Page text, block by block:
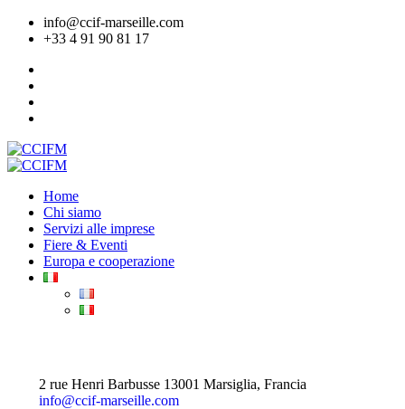
info@ccif-marseille.com
+33 4 91 90 81 17
Home
Chi siamo
Servizi alle imprese
Fiere & Eventi
Europa e cooperazione
2 rue Henri Barbusse 13001 Marsiglia, Francia
info@ccif-marseille.com